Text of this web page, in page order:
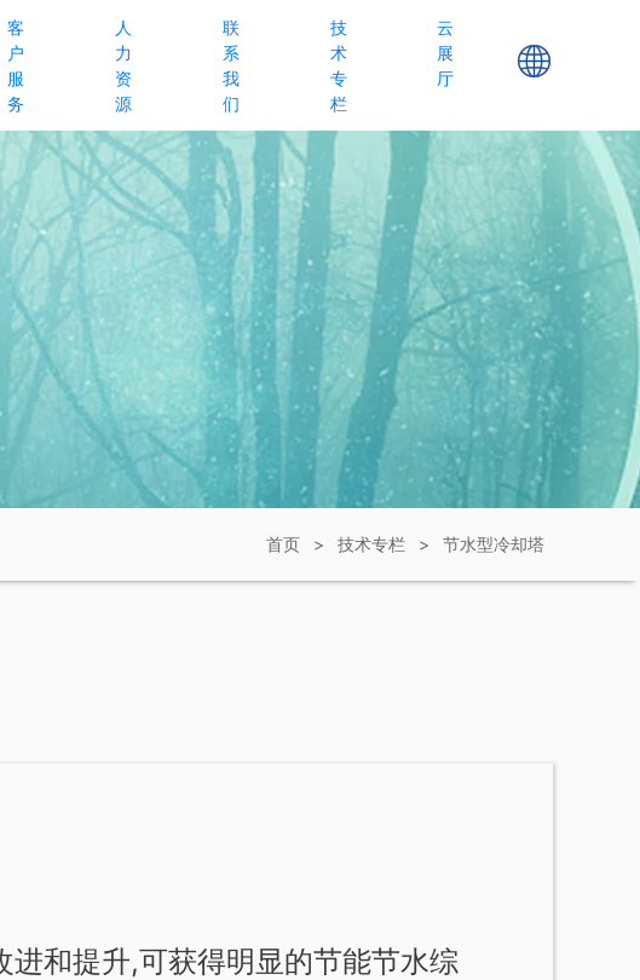
客
户
服
务
人
力
资
源
联
系
我
们
技
术
专
栏
云
展
厅
首页 > 技术专栏 > 节水型冷却塔
和提升,可获得明显的节能节水综